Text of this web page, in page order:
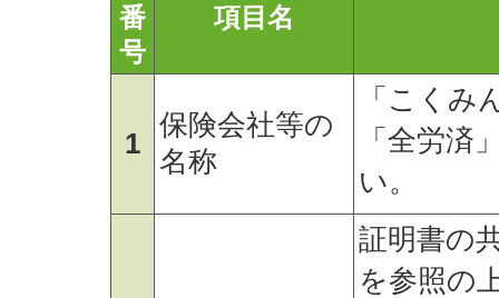
番
号
項目名
1
保険会社等の
名称
「こくみ
「全労済
い。
証明書の
を参照の